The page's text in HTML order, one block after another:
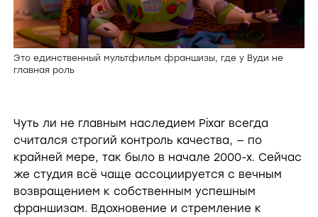
Это единственный мультфильм франшизы, где у Вуди не
главная роль
Чуть ли не главным наследием Pixar всегда
считался строгий контроль качества, — по
крайней мере, так было в начале 2000-х. Сейчас
же студия всё чаще ассоциируется с вечным
возвращением к собственным успешным
франшизам. Вдохновение и стремление к